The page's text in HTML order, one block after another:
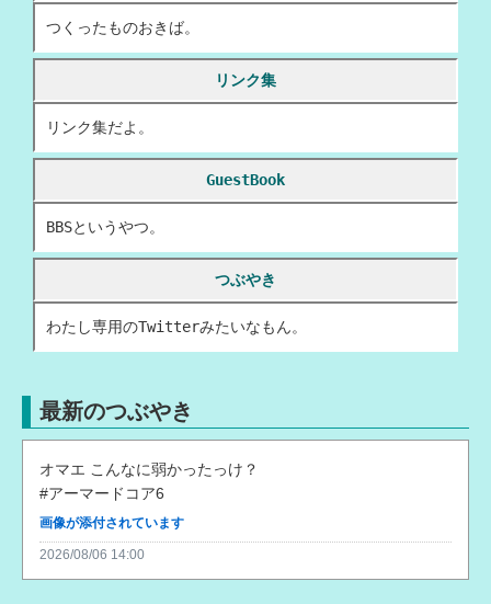
2026/06/30
：日記更新「水筒洗うやつ・最後に弱い」
：日記更新「ルーティン」
：日記更新「クレカ更新」
2026/06/27
：日記更新「疲れた」
2026/06/27
2026/06/25
：日記更新「コーヒー」
：日記更新「自分だけのタイムライン」
2026/06/23
：日記更新「タグの意味ちゃんと考えてHTML書け（自戒）」
：日記更新「ネガポジアングラー見た」
2026/06/21
：ギャラリー更新
：日記（日付選択ページのほう）のデザインを変更しました
2026/06/20
2026/06/20
：「ギャラリー」ページ作成
：トップページのバナー画像部分を「今月のGIFアニメ」に変更しました
つくったものおきば。
リンク集
リンク集だよ。
GuestBook
BBSというやつ。
つぶやき
わたし専用のTwitterみたいなもん。
最新のつぶやき
オマエ こんなに弱かったっけ？
#アーマードコア6
画像が添付されています
2026/08/06 14:00